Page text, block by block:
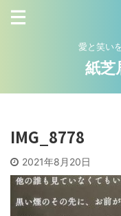
愛と笑い
紙
IMG_8778
2021年8月20日